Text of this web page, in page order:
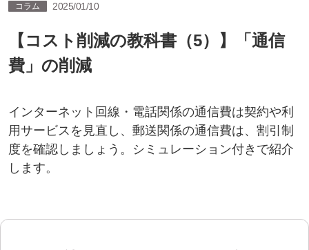
コラム 2025/01/10
【コスト削減の教科書（5）】「通信
費」の削減
インターネット回線・電話関係の通信費は契約や利
用サービスを見直し、郵送関係の通信費は、割引制
度を確認しましょう。シミュレーション付きで紹介
します。